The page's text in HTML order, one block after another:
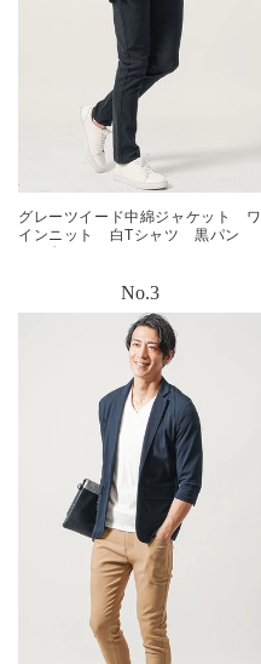
グレーツイード中綿ジャケット ワ
インニット 白Tシャツ 黒パン